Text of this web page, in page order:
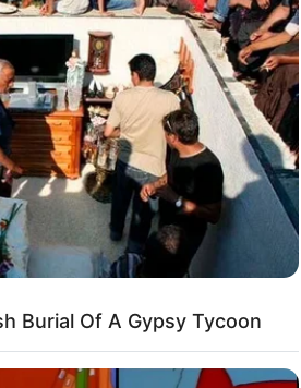
Lajmet më të lexuara
BALLINA BALLINA STATIKE
FUTBOLL BOTA
SERIE A
Alegri bën humor me
tij të dëmtuar: Doli në
momentin e duhur, i
meritat për fitoren
March 1, 2026 Sport Ekspres
BALLINA BALLINA STATIKE
FUTBOLL BOTA
PREMIER
Carrick ndryshon
fitojnë sërish dhe
pikë larg vendit të
March 1, 2026 Sport Ekspres
Burial Of A Gypsy Tycoon